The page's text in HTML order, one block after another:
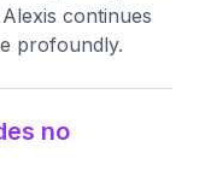
continues
profoundly.
no